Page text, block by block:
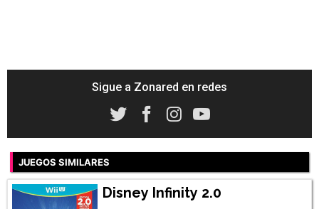
Sigue a Zonared en redes
JUEGOS SIMILARES
Disney Infinity 2.0